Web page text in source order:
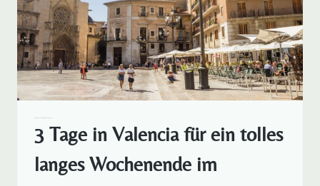
3 Tage in Valencia für ein tolles
langes Wochenende im